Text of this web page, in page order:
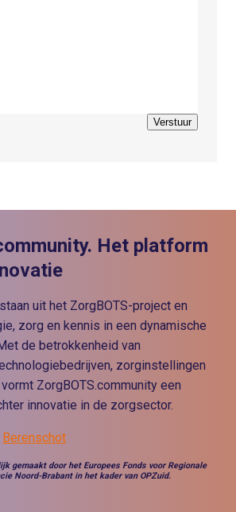
Verstuur
Het platform
uit het ZorgBOTS-project en
zorg en kennis in een dynamische
de betrokkenheid van
zorginstellingen
ZorgBOTS.community een
innovatie in de zorgsector.
Berenschot
gemaakt door het Europees Fonds voor Regionale
Noord-Brabant in het kader van OPZuid.